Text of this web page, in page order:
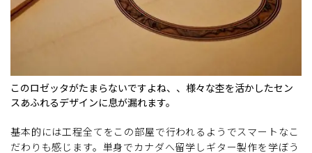
このロゼッタがたまらないですよね、、様々な杢を活かしたセン
スあふれるデザインに息が漏れます。
基本的には工程全てをこの部屋で行われるようでスマートなこ
だわりも感じます。単身でカナダへ留学しギター製作を学ぼう